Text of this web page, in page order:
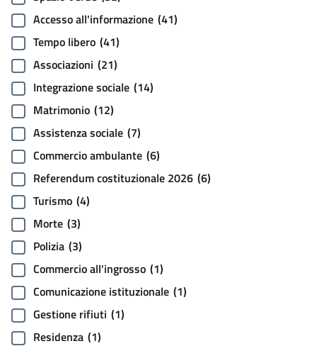
Accesso all'informazione (41)
Tempo libero (41)
Associazioni (21)
Integrazione sociale (14)
Matrimonio (12)
Assistenza sociale (7)
Commercio ambulante (6)
Referendum costituzionale 2026 (6)
Turismo (4)
Morte (3)
Polizia (3)
Commercio all'ingrosso (1)
Comunicazione istituzionale (1)
Gestione rifiuti (1)
Residenza (1)